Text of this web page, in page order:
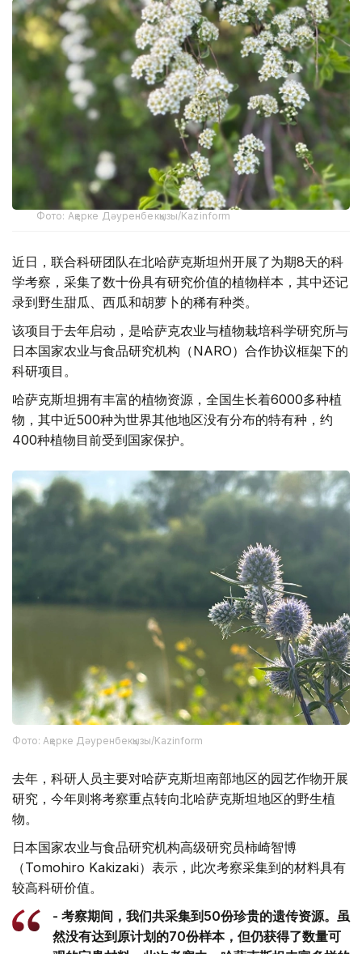
Фото: Ақерке Дәуренбекқызы/Kazinform
近日，联合科研团队在北哈萨克斯坦州开展了为期8天的科
学考察，采集了数十份具有研究价值的植物样本，其中还记
录到野生甜瓜、西瓜和胡萝卜的稀有种类。
该项目于去年启动，是哈萨克农业与植物栽培科学研究所与
日本国家农业与食品研究机构（NARO）合作协议框架下的
科研项目。
哈萨克斯坦拥有丰富的植物资源，全国生长着6000多种植
物，其中近500种为世界其他地区没有分布的特有种，约
400种植物目前受到国家保护。
Фото: Ақерке Дәуренбекқызы/Kazinform
去年，科研人员主要对哈萨克斯坦南部地区的园艺作物开展
研究，今年则将考察重点转向北哈萨克斯坦地区的野生植
物。
日本国家农业与食品研究机构高级研究员柿崎智博
（Tomohiro Kakizaki）表示，此次考察采集到的材料具有
较高科研价值。
- 考察期间，我们共采集到50份珍贵的遗传资源。虽
然没有达到原计划的70份样本，但仍获得了数量可